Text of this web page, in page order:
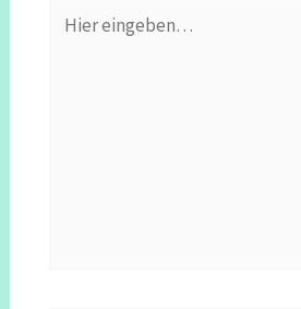
eingeben…